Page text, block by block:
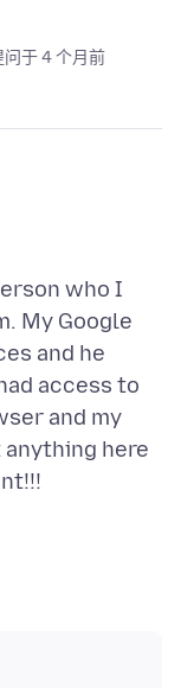
问于 4 个月前
who I
My Google
and he
access to
and my
anything here